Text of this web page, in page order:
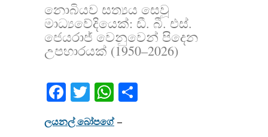
නොබියව සත්‍යය සෙවූ
මාධ්‍යවේදියෙක්: ඩී. බී. එස්.
ජෙයරාජ් වෙනුවෙන් පිදෙන
උපහාරයක් (1950–2026)
Facebook
TwitterWhatsApp
ලයනල් බෝපගේ–